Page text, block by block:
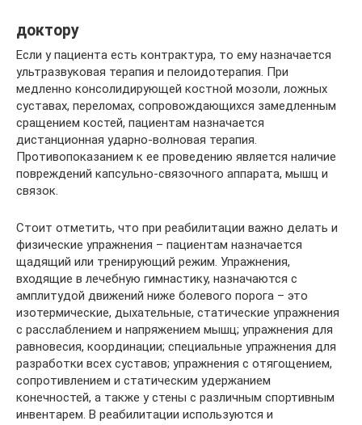
доктору
Если у пациента есть контрактура, то ему назначается
ультразвуковая терапия и пелоидотерапия. При
медленно консолидирующей костной мозоли, ложных
суставах, переломах, сопровождающихся замедленным
сращением костей, пациентам назначается
дистанционная ударно-волновая терапия.
Противопоказанием к ее проведению является наличие
повреждений капсульно-связочного аппарата, мышц и
связок.
Стоит отметить, что при реабилитации важно делать и
физические упражнения – пациентам назначается
щадящий или тренирующий режим. Упражнения,
входящие в лечебную гимнастику, назначаются с
амплитудой движений ниже болевого порога – это
изотермические, дыхательные, статические упражнения
с расслаблением и напряжением мышц; упражнения для
равновесия, координации; специальные упражнения для
разработки всех суставов; упражнения с отягощением,
сопротивлением и статическим удержанием
конечностей, а также у стены с различным спортивным
инвентарем. В реабилитации используются и